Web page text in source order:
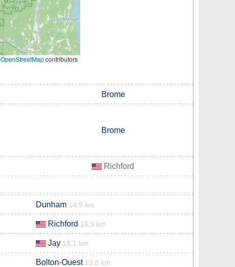
OpenStreetMapcontributors
Brome
Brome
Richford
Dunham 14.9 km
Richford 16.9 km
Jay 18.1 km
Bolton-Ouest 19.8 km